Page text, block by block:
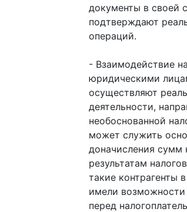
документы в своей
подтверждают
операций.
- Взаимодействие
юридическими
осуществляют
деятельности,
необоснованной
может служить
доначисления сумм
результатам
такие контрагенты
имели возможности
перед